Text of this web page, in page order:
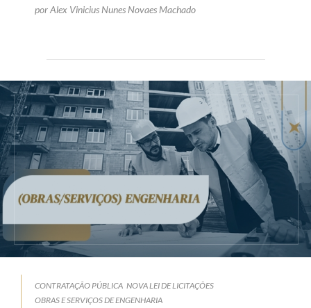
por Alex Vinicius Nunes Novaes Machado
CONTRATAÇÃO PÚBLICA NOVA LEI DE LICITAÇÕES
OBRAS E SERVIÇOS DE ENGENHARIA